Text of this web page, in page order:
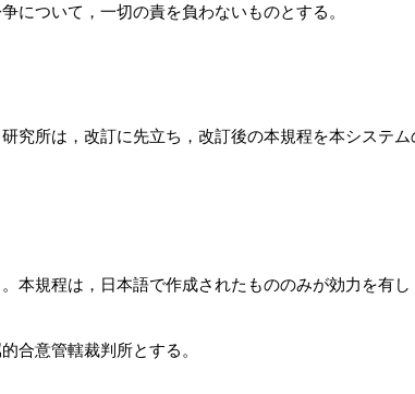
について，一切の責を負わないものとする。
所は，改訂に先立ち，改訂後の本規程を本システ
規程は，日本語で作成されたもののみが効力を有
合意管轄裁判所とする。